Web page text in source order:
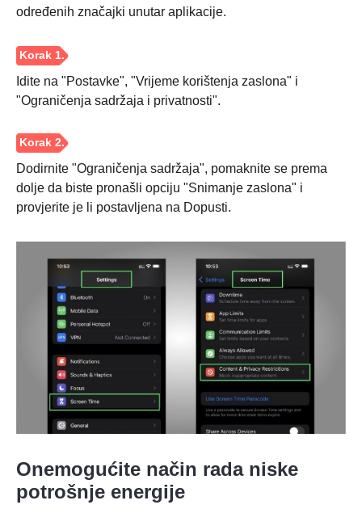
određenih značajki unutar aplikacije.
Idite na "Postavke", "Vrijeme korištenja zaslona" i
"Ograničenja sadržaja i privatnosti".
Dodirnite "Ograničenja sadržaja", pomaknite se prema
dolje da biste pronašli opciju "Snimanje zaslona" i
provjerite je li postavljena na Dopusti.
Onemogućite način rada niske
potrošnje energije